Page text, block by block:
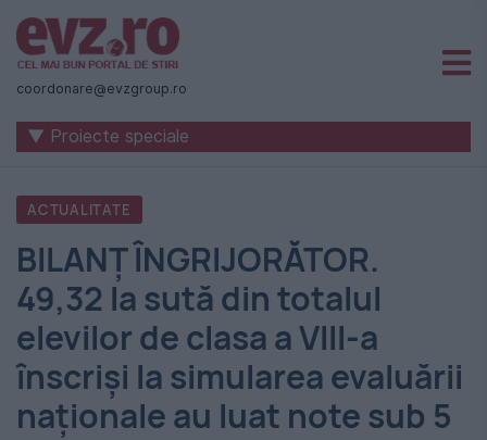
Știri
naționale
internaționale
România
-
Evenimentul
Zilei
coordonare@evzgroup.ro
▼ Proiecte speciale
ACTUALITATE
BILANȚ ÎNGRIJORĂTOR.
49,32 la sută din totalul
elevilor de clasa a VIII-a
înscriși la simularea evaluării
naționale au luat note sub 5